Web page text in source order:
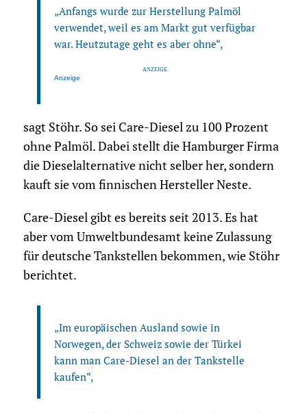
„Anfangs wurde zur Herstellung Palmöl
verwendet, weil es am Markt gut verfügbar
war. Heutzutage geht es aber ohne“,
Anzeige
sagt Stöhr. So sei Care-Diesel zu 100 Prozent
ohne Palmöl. Dabei stellt die Hamburger Firma
die Dieselalternative nicht selber her, sondern
kauft sie vom finnischen Hersteller Neste.
Care-Diesel gibt es bereits seit 2013. Es hat
aber vom Umweltbundesamt keine Zulassung
für deutsche Tankstellen bekommen, wie Stöhr
berichtet.
„Im europäischen Ausland sowie in
Norwegen, der Schweiz sowie der Türkei
kann man Care-Diesel an der Tankstelle
kaufen“,